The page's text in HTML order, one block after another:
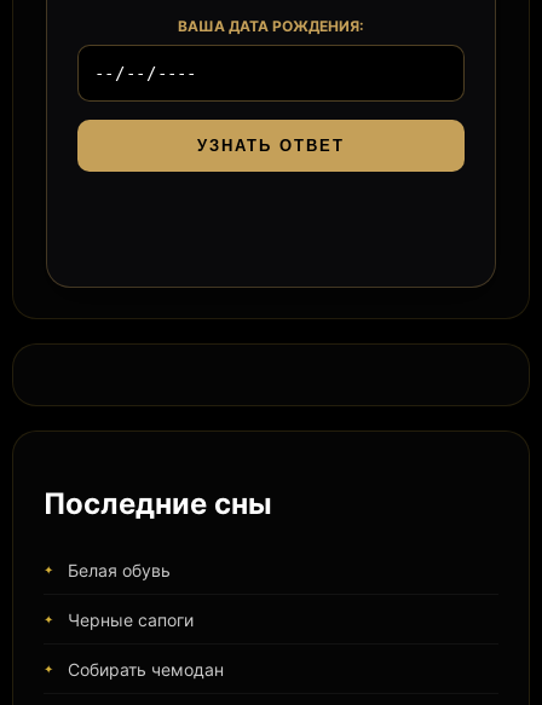
ВАША ДАТА РОЖДЕНИЯ:
УЗНАТЬ ОТВЕТ
Последние сны
Белая обувь
Черные сапоги
Собирать чемодан